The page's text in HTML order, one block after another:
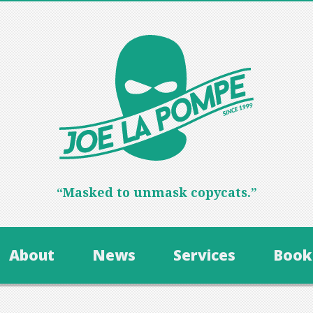
“Masked to unmask copycats.”
About News Services